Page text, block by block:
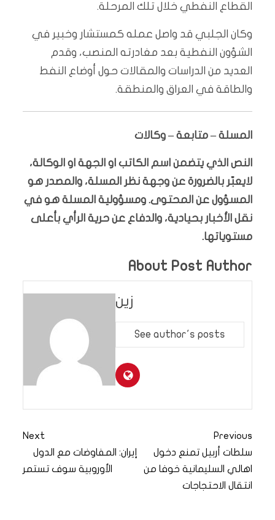
القطاع النفطي خلال تلك المرحلة.
وكان الجلبي قد واصل عمله كمستشار وخبير في
الشؤون النفطية بعد مغادرته المنصب، وقدم
العديد من الدراسات والمقالات حول أوضاع النفط
والطاقة في العراق والمنطقة.
المسلة – متابعة – وكالات
النص الذي يتضمن اسم الكاتب او الجهة او الوكالة،
لايعبّر بالضرورة عن وجهة نظر المسلة، والمصدر هو
المسؤول عن المحتوى. ومسؤولية المسلة هو في
نقل الأخبار بحيادية، والدفاع عن حرية الرأي بأعلى
مستوياتها.
About Post Author
زين
See author's posts
Previous
سلطات أربيل تمنع دخول
اهالي السليمانية خوفا من
انتقال الاحتجاجات
Next
إيران: المفاوضات مع الدول
الأوروبية سوف تستمر